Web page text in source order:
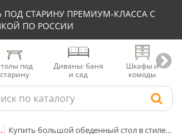
ПОД СТАРИНУ ПРЕМИУМ-КЛАССА С
ПО РОССИИ
под
старину
Диваны: баня
и сад
Шкафы и
комоды
(LOFT) Купить большой обеденный стол в стиле лофт из дерева и металла